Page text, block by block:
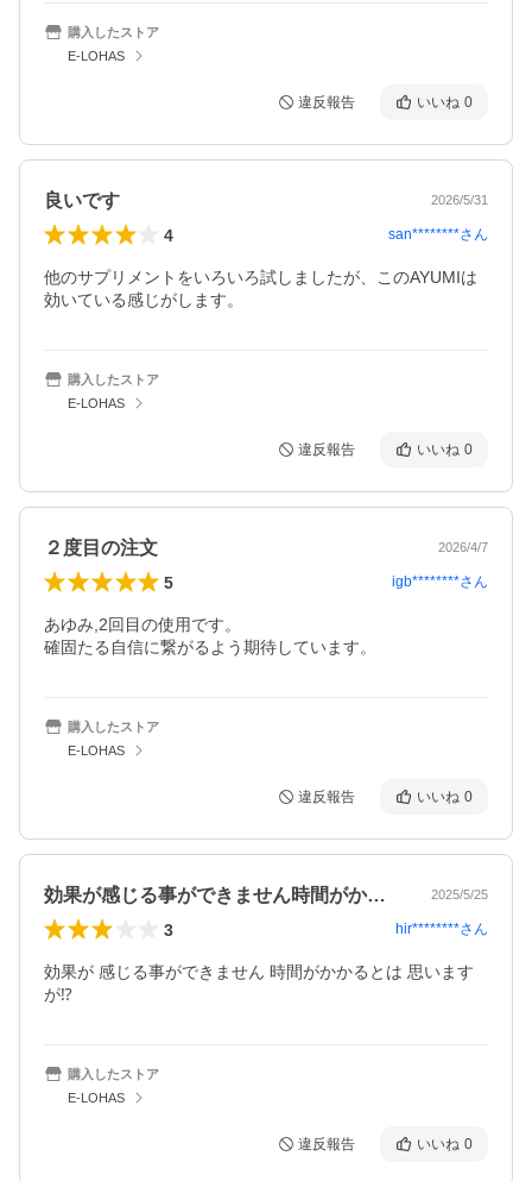
購入したストア
E-LOHAS
違反報告 いいね 0
良いです 2026/5/31
4 san********さん
他のサプリメントをいろいろ試しましたが、このAYUMIは
効いている感じがします。
購入したストア
E-LOHAS
違反報告 いいね 0
２度目の注文 2026/4/7
5 igb********さん
あゆみ,2回目の使用です。
確固たる自信に繋がるよう期待しています。
購入したストア
E-LOHAS
違反報告 いいね 0
効果が感じる事ができません時間がかかる… 2025/5/25
3 hir********さん
効果が 感じる事ができません 時間がかかるとは 思います
が⁉️
購入したストア
E-LOHAS
違反報告 いいね 0